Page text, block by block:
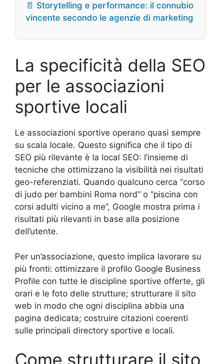
📄 Storytelling e performance: il connubio
vincente secondo le agenzie di marketing
La specificità della SEO
per le associazioni
sportive locali
Le associazioni sportive operano quasi sempre
su scala locale. Questo significa che il tipo di
SEO più rilevante è la local SEO: l’insieme di
tecniche che ottimizzano la visibilità nei risultati
geo-referenziati. Quando qualcuno cerca “corso
di judo per bambini Roma nord” o “piscina con
corsi adulti vicino a me”, Google mostra prima i
risultati più rilevanti in base alla posizione
dell’utente.
Per un’associazione, questo implica lavorare su
più fronti: ottimizzare il profilo Google Business
Profile con tutte le discipline sportive offerte, gli
orari e le foto delle strutture; strutturare il sito
web in modo che ogni disciplina abbia una
pagina dedicata; costruire citazioni coerenti
sulle principali directory sportive e locali.
Come strutturare il sito